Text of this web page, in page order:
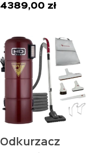
9m
cena
4389,00 złAktualna
4389,00 zł.
Odkurzacz